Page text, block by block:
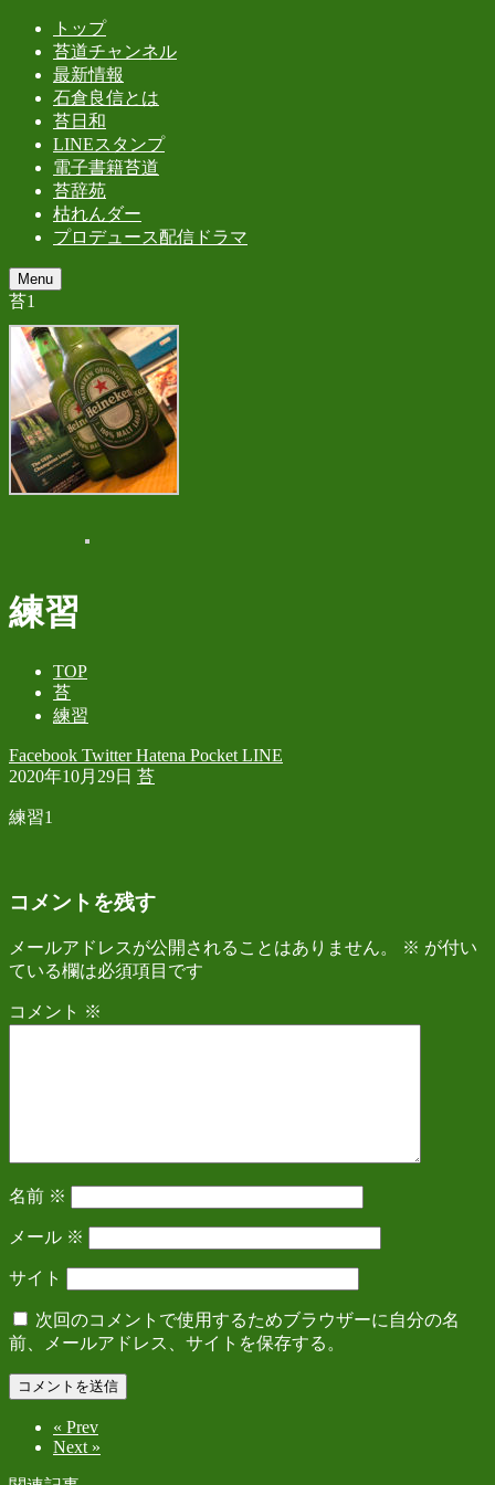
トップ
苔道チャンネル
最新情報
石倉良信とは
苔日和
LINEスタンプ
電子書籍苔道
苔辞苑
枯れんダー
プロデュース配信ドラマ
Menu
苔1
練習
TOP
苔
練習
Facebook TwitterHatena Pocket LINE
2020年10月29日 苔
練習1
コメントを残す
メールアドレスが公開されることはありません。 ※ が付い
ている欄は必須項目です
コメント ※
名前 ※
メール ※
サイト
次回のコメントで使用するためブラウザーに自分の名
前、メールアドレス、サイトを保存する。
« Prev
Next »